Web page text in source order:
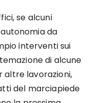
se alcuni
da
interventi sui
di alcune
altre lavorazioni,
del marciapiede